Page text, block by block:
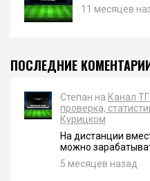
11 месяцев
ПОСЛЕДНИЕ
Степан на Канал
проверка,
Курицком
На дистанции
можно
5 месяцев назад